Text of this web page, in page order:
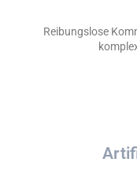
Reibungslose